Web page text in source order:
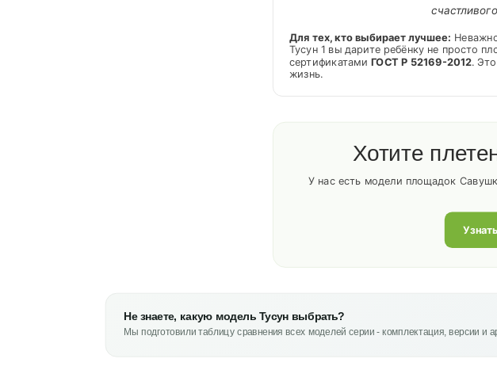
Для тех, кто выбирает лучшее:
Тусун 1 вы дарите ребёнку не просто
сертификатами ГОСТ Р 52169-2012.
жизнь.
Хотите
У нас есть модели площадок
Не знаете, какую модель Тусун выбрать?
Мы подготовили таблицу сравнения всех моделей серии - комплектация, версии и